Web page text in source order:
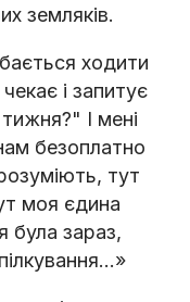
земляків.
ходити
і запитує
І мені
безоплатно
тут
моя єдина
була зараз,